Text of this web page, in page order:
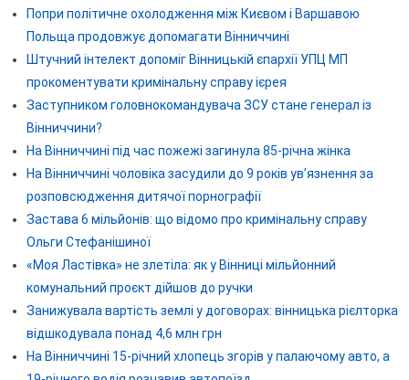
Попри політичне охолодження між Києвом і Варшавою
Польща продовжує допомагати Вінниччині
Штучний інтелект допоміг Вінницькій єпархії УПЦ МП
прокоментувати кримінальну справу ієрея
Заступником головнокомандувача ЗСУ стане генерал із
Вінниччини?
На Вінниччині під час пожежі загинула 85-річна жінка
На Вінниччині чоловіка засудили до 9 років ув’язнення за
розповсюдження дитячої порнографії
Застава 6 мільйонів: що відомо про кримінальну справу
Ольги Стефанішиної
«Моя Ластівка» не злетіла: як у Вінниці мільйонний
комунальний проєкт дійшов до ручки
Занижувала вартість землі у договорах: вінницька рієлторка
відшкодувала понад 4,6 млн грн
На Вінниччині 15-річний хлопець згорів у палаючому авто, а